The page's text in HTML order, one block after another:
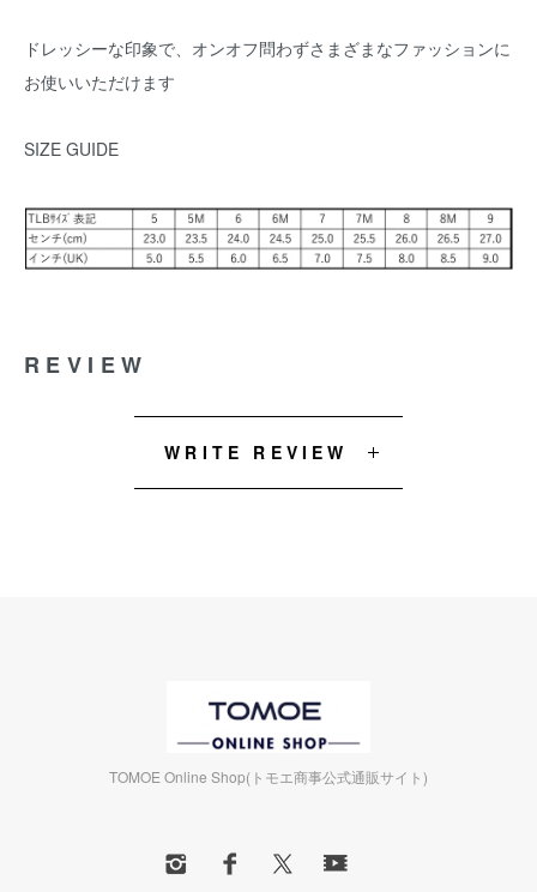
ドレッシーな印象で、オンオフ問わずさまざまなファッションに
お使いいただけます
SIZE GUIDE
REVIEW
WRITE REVIEW
TOMOE Online Shop(トモエ商事公式通販サイト)